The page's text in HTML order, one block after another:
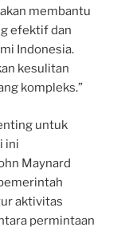
membantu
efektif dan
Indonesia.
kesulitan
kompleks.”
untuk
ini
Maynard
aktivitas
permintaan